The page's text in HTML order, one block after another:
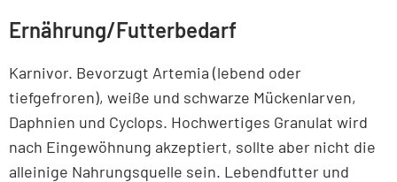
Ernährung/Futterbedarf
Karnivor. Bevorzugt Artemia (lebend oder
tiefgefroren), weiße und schwarze Mückenlarven,
Daphnien und Cyclops. Hochwertiges Granulat wird
nach Eingewöhnung akzeptiert, sollte aber nicht die
alleinige Nahrungsquelle sein. Lebendfutter und